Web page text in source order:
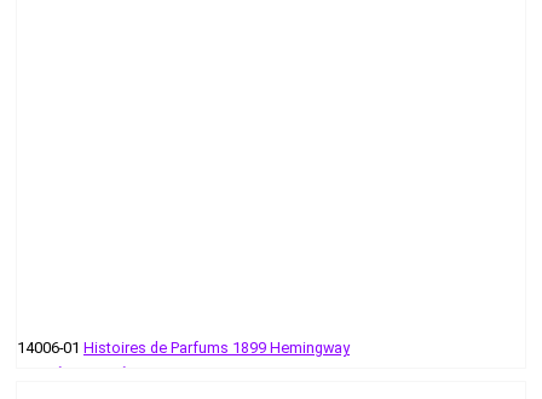
14006-01 Histoires de Parfums 1899 Hemingway
58 руб - 455 руб